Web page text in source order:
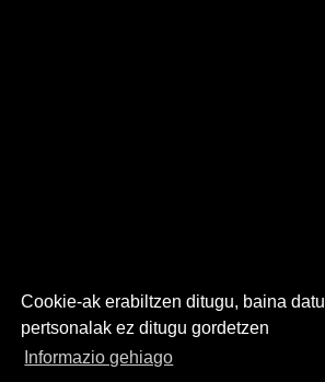
Cookie-ak erabiltzen ditugu, baina datu
pertsonalak ez ditugu gordetzen
Informazio gehiago